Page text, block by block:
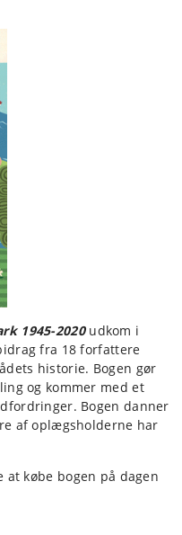
1945-2020udkom i
fra 18 forfattere
historie. Bogen gør
og kommer med et
Bogen danner
af oplægsholderne har
købe bogen på dagen